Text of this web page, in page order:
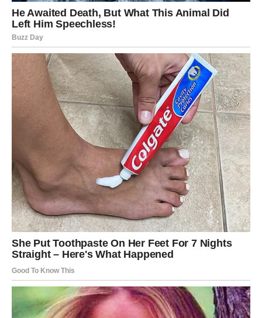
sreću
Ono što će obilježiti ovu sedmicu jesu mali, ali veoma
posebni trenuci koji će vam vratiti vjeru u ljubav i sreću.
Jedna poruka, zagrljaj, pogled ili razgovor mogu vam
potpuno uljepšati dane koji dolaze.
Djevice će tokom ove sedmice zračiti posebnom toplinom
i privlačiti pažnju gdje god se pojave. Ljudi će željeti da
budu u vašem društvu, a vi ćete konačno osjetiti koliko
vrijedite.
Ovo je vrijeme u kojem će vaše srce ponovo početi da
vjeruje u ljubav i srećnu budućnost.
Sudbina vam otvara vrata
ljubavne sreće
Najveća promjena koja vam dolazi nije samo kroz
ljubavne događaje, već kroz osjećaj koji ćete imati u sebi.